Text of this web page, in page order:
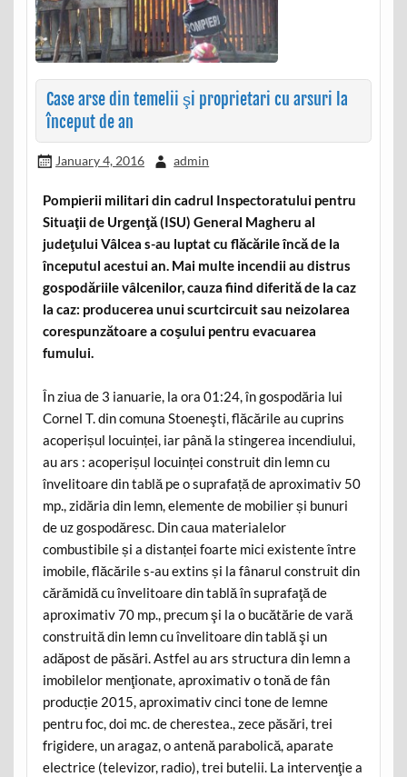
Case arse din temelii şi proprietari cu arsuri la
început de an
January 4, 2016 admin
Pompierii militari din cadrul Inspectoratului pentru
Situaţii de Urgenţă (ISU) General Magheru al
judeţului Vâlcea s-au luptat cu flăcările încă de la
începutul acestui an. Mai multe incendii au distrus
gospodăriile vâlcenilor, cauza fiind diferită de la caz
la caz: producerea unui scurtcircuit sau neizolarea
corespunzătoare a coşului pentru evacuarea
fumului.
În ziua de 3 ianuarie, la ora 01:24, în gospodăria lui
Cornel T. din comuna Stoeneşti, flăcările au cuprins
acoperișul locuinței, iar până la stingerea incendiului,
au ars : acoperișul locuinței construit din lemn cu
învelitoare din tablă pe o suprafață de aproximativ 50
mp., zidăria din lemn, elemente de mobilier și bunuri
de uz gospodăresc. Din caua materialelor
combustibile și a distanței foarte mici existente între
imobile, flăcările s-au extins și la fânarul construit din
cărămidă cu învelitoare din tablă în suprafaţă de
aproximativ 70 mp., precum şi la o bucătărie de vară
construită din lemn cu învelitoare din tablă şi un
adăpost de păsări. Astfel au ars structura din lemn a
imobilelor menţionate, aproximativ o tonă de fân
producție 2015, aproximativ cinci tone de lemne
pentru foc, doi mc. de cherestea., zece păsări, trei
frigidere, un aragaz, o antenă parabolică, aparate
electrice (televizor, radio), trei butelii. La intervenţie a